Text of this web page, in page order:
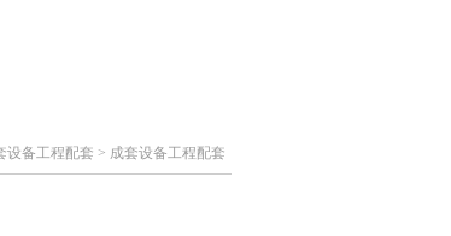
设备工程配套 > 成套设备工程配套